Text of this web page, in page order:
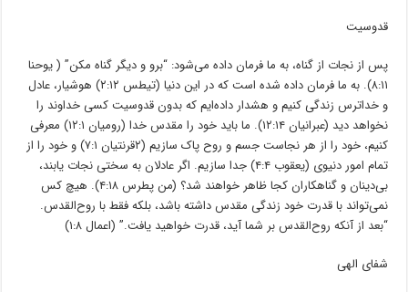
قدوسیت
پس از نجات از گناه، به ما فرمان داده می‌شود: “برو و دیگر گناه مکن” ( یوحنا
۸:۱۱). به ما فرمان داده شده است که در این دنیا (تیطس ۲:۱۲) هوشیار، عادل
و خداترس زندگی کنیم و هشدار داده‌ایم که بدون قدوسیت کسی خداوند را
نخواهد دید (عبرانیان ۱۲:۱۴). ما باید خود را مقدس خدا (رومیان ۱۲:۱) معرفی
کنیم، خود را از هر نجاست جسم و روح پاک سازیم (۲قرنتیان ۷:۱) و خود را از
تمام امور دنیوی (یعقوب ۴:۴) جدا سازیم. اگر عادلان به سختی نجات یابند،
بی‌دینان و گناهکاران کجا ظاهر خواهند شد؟ (من پطرس ۴:۱۸). هیچ کس
نمی‌تواند با قدرت خود زندگی مقدس داشته باشد، بلکه فقط با روح‌القدس.
“بعد از ﺁنکه روح‌القدس بر شما ﺁید، قدرت خواهید یافت.” (اعمال ۱:۸)
شفای الهی